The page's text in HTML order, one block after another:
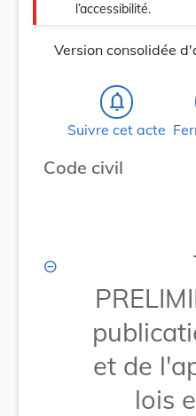
l’accessibilité.
Version consolidée
notifications_none
Suivre cet acte
Code civil
et de
lois